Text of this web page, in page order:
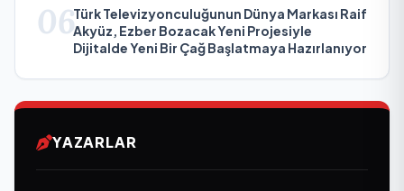
06Türk Televizyonculuğunun Dünya Markası Raif
Akyüz, Ezber Bozacak Yeni Projesiyle
Dijitalde Yeni Bir Çağ Başlatmaya Hazırlanıyor
YAZARLAR